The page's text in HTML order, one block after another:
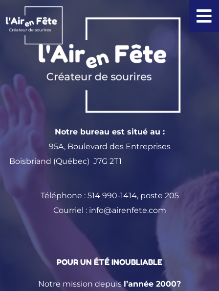
au
contenu
Faq
Notre bureau est situé au :
95A, Boulevard des Entreprises
Boisbriand (Québec) J7G 2T1
Téléphone : 514 990-1414, poste 205
Courriel : info@airenfete.com
POUR UN ÉTÉ INOUBLIABLE
Notre mission depuisl’année 2000?